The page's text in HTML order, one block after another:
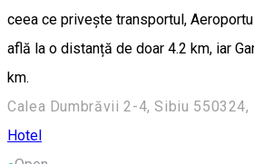
ceea ce privește transportul,
află la o distanță de doar 4.2 km, iar
km.
Calea Dumbrăvii 2-4, Sibiu 550324,
Hotel